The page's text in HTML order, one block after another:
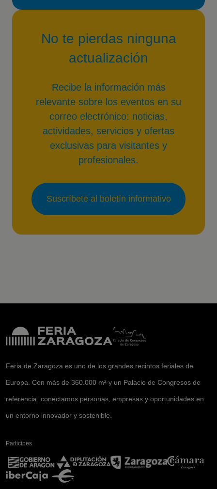
No te pierdas ninguna
actualización
Recibe la información más
relevante sobre los eventos en su
correo electrónico: noticias,
actividades, servicios y ofertas
exclusivas para visitantes y
profesionales.
Suscríbete al boletín informativo
Feria de Zaragoza es uno de los grandes recintos feriales de
Europa. Con más de 360.000 m² y un Palacio de Congresos de
referencia, conectamos personas, empresas y oportunidades en
un entorno innovador y sostenible.
Participes